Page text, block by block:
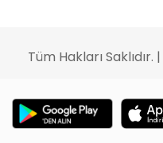
Tüm Hakları Saklıdır. |